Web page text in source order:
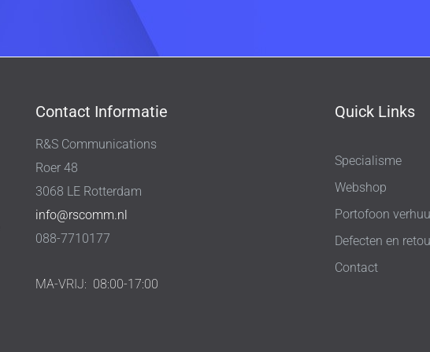
Contact Informatie
R&S Communications
Roer 48
3068 LE Rotterdam
info@rscomm.nl
088-7710177
MA-VRIJ: 08:00-17:00
Quick Links
Specialisme
Webshop
Portofoon
Defecten en
Contact